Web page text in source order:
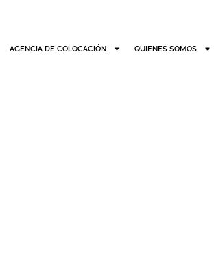
AGENCIA DE COLOCACIÓN QUIENES SOMOS